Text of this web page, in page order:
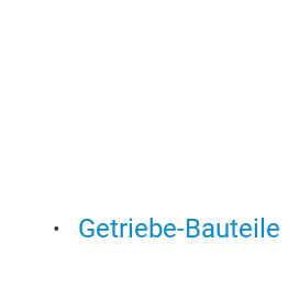
Getriebe-Bauteile